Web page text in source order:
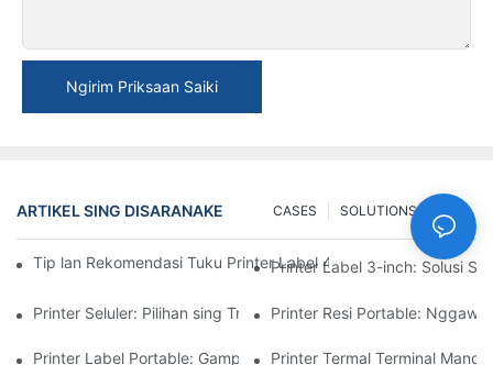
Ngirim Priksaan Saiki
ARTIKEL SING DISARANAKE SOLUTIONS
CASES
Tip lan Rekomendasi Tuku Printer Label 4-inci Sing Sampeyan
Printer Label 3-inch: Solusi
Printer Seluler: Pilihan sing Trep Kanggo Nyetak Kapan Saja,
Printer Resi Portable: Nggawe
Printer Label Portable: Gampang Nggawe Label Pribadi
Printer Termal Terminal